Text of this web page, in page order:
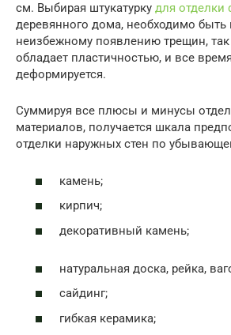
см. Выбирая штукатурку для отделки
деревянного дома, необходимо быть
неизбежному появлению трещин, так
обладает пластичностью, и все
деформируется.
Суммируя все плюсы и минусы
материалов, получается шкала
отделки наружных стен по
камень;
кирпич;
декоративный камень;
натуральная доска, рейка,
сайдинг;
гибкая керамика;